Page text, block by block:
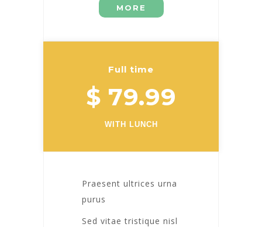
MORE
Full time
$ 79.99
WITH LUNCH
Praesent ultrices urna
purus
Sed vitae tristique nisl